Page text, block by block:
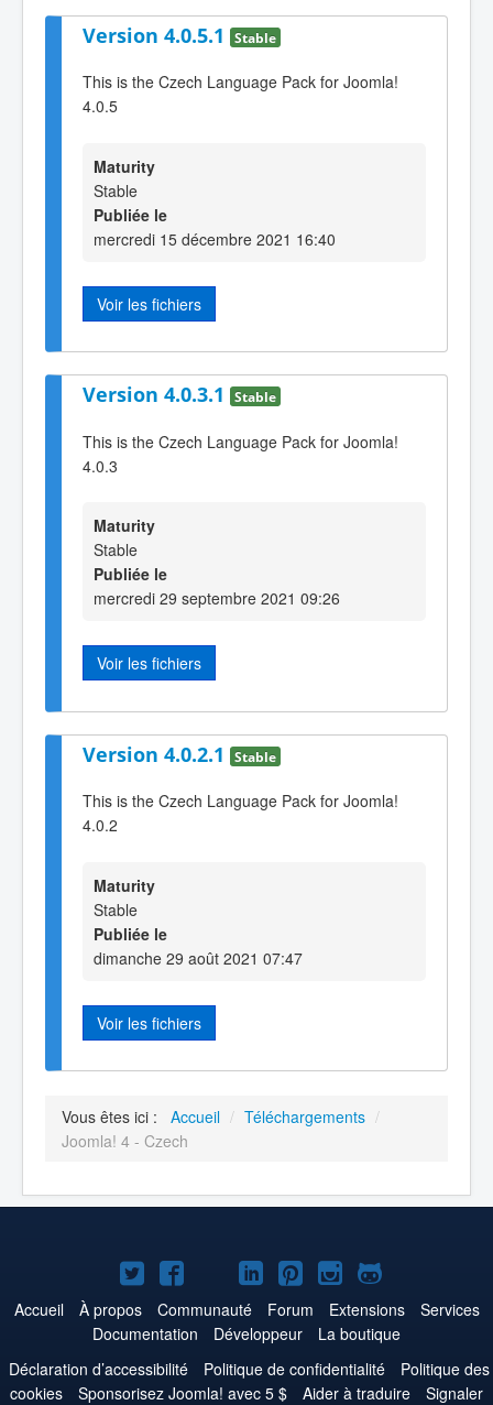
Version 4.0.5.1 Stable
This is the Czech Language Pack for Joomla!
4.0.5
Maturity
Stable
Publiée le
mercredi 15 décembre 2021 16:40
Voir les fichiers
Version 4.0.3.1 Stable
This is the Czech Language Pack for Joomla!
4.0.3
Maturity
Stable
Publiée le
mercredi 29 septembre 2021 09:26
Voir les fichiers
Version 4.0.2.1 Stable
This is the Czech Language Pack for Joomla!
4.0.2
Maturity
Stable
Publiée le
dimanche 29 août 2021 07:47
Voir les fichiers
Vous êtes ici : Accueil / Téléchargements /
Joomla! 4 - Czech
Joomla!
sur
Twitter
Joomla!
sur
Facebook
Joomla!
sur
YouTube
Joomla!
sur
LinkedIn
Joomla!
sur
Pinterest
Joomla!
sur
Instagram
Joomla!
sur
GitHub
Accueil À propos Communauté Forum Extensions
Services
Documentation
Développeur
La boutique
Déclaration d’accessibilité
Politique de confidentialité
Politique des
cookies
Sponsorisez Joomla! avec 5 $ Aider à traduire Signaler